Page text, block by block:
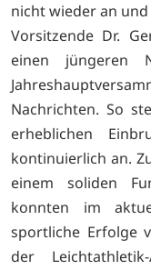
nicht wieder an
Vorsitzende Dr.
einen jüngeren
Nachrichten. So
erheblichen
kontinuierlich an.
einem soliden
konnten im
sportliche Erfolge
der